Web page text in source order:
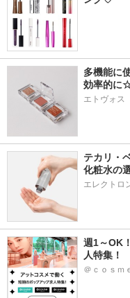
多機能に
効率的に
エトヴォス
テカリ・
化粧水の
エレクトロ
週1～OK
人特集！
＠ｃｏｓｍ